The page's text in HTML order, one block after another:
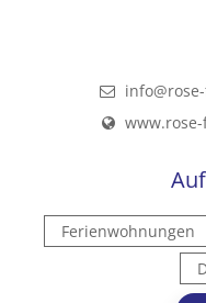
Ferienwohnungen